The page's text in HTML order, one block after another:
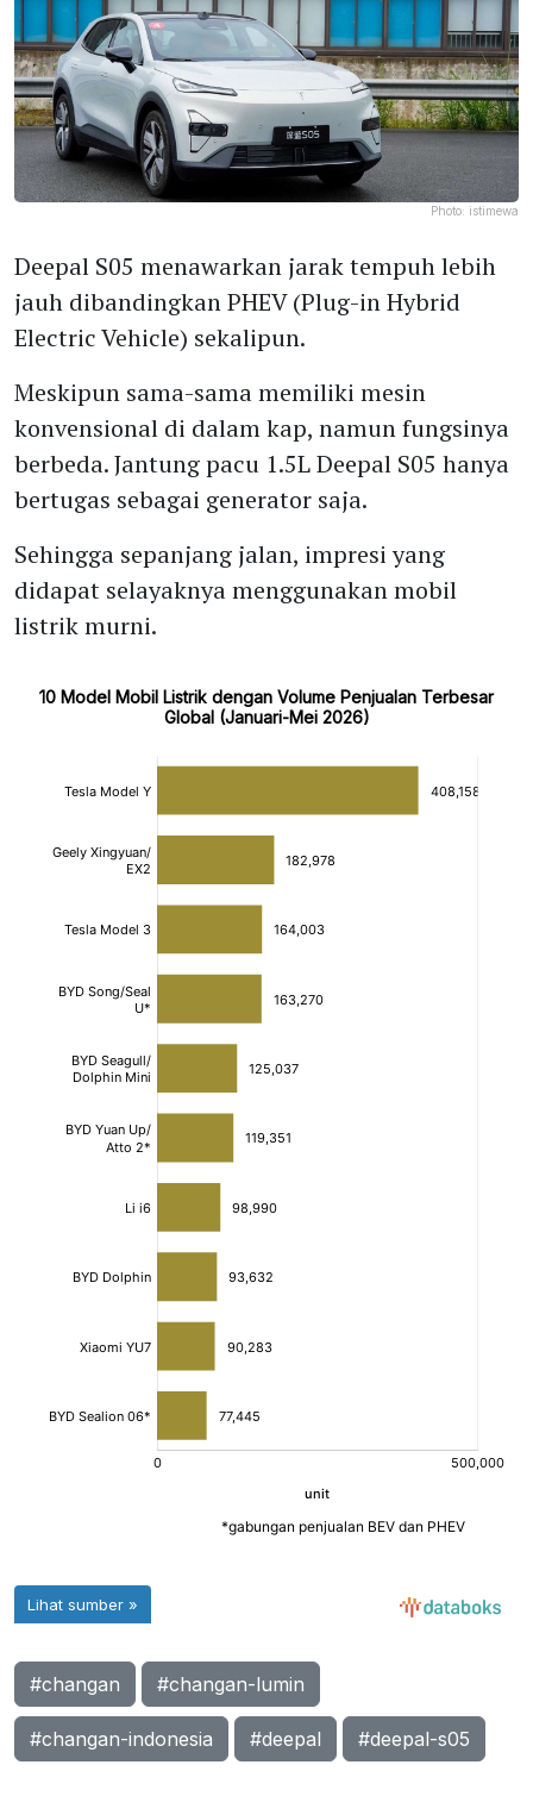
Photo: istimewa
Deepal S05 menawarkan jarak tempuh lebih
jauh dibandingkan PHEV (Plug-in Hybrid
Electric Vehicle) sekalipun.
Meskipun sama-sama memiliki mesin
konvensional di dalam kap, namun fungsinya
berbeda. Jantung pacu 1.5L Deepal S05 hanya
bertugas sebagai generator saja.
Sehingga sepanjang jalan, impresi yang
didapat selayaknya menggunakan mobil
listrik murni.
#changan #changan-lumin
#changan-indonesia #deepal #deepal-s05